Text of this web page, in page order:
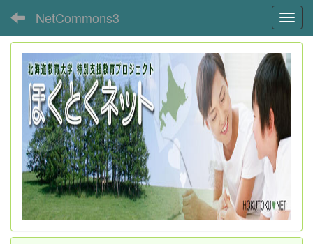
NetCommons3